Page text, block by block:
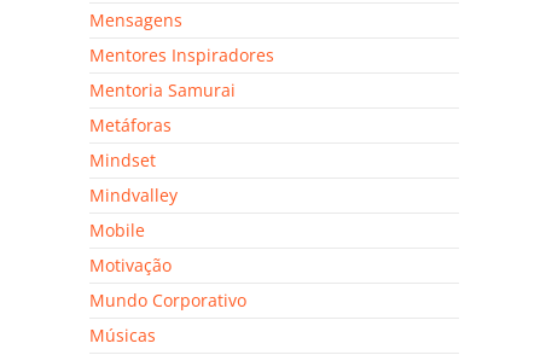
Mensagens
Mentores Inspiradores
Mentoria Samurai
Metáforas
Mindset
Mindvalley
Mobile
Motivação
Mundo Corporativo
Músicas